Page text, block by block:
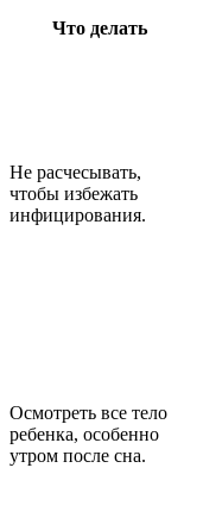
Что делать
Не расчесывать,
чтобы избежать
инфицирования.
Осмотреть все тело
ребенка, особенно
утром после сна.